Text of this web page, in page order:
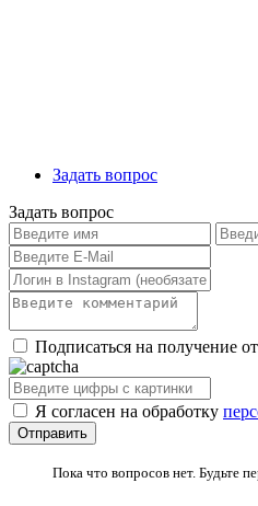
Задать вопрос
Задать вопрос
Подписаться на получение
Я согласен на обработку
Пока что вопросов нет. Будьте